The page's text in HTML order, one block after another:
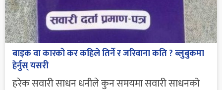
बाइक वा कारको कर कहिले तिर्ने र जरिवाना कति ? ब्लुबुकमा
हेर्नुस् यसरी
हरेक सवारी साधन धनीले कुन समयमा सवारी साधनको